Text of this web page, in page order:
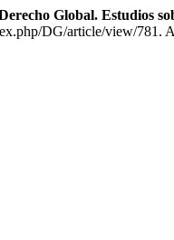
Global. Estudios
DG/article/view/781.